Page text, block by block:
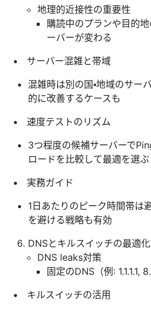
地理的近接性の重要性
購読中のプランや目的
ーバーが変わる
サーバー混雑と帯域
混雑時は別の国・地域のサー
的に改善するケースも
速度テストのリズム
3つ程度の候補サーバーで
ロードを比較して最適を選ぶ
実務ガイド
1日あたりのピーク時間帯は
を避ける戦略も有効
DNSとキルスイッチの最適化
DNS leaks対策
固定のDNS（例: 1.1.1.1,
キルスイッチの活用